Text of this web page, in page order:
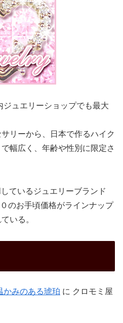
ュエリーショップでも最大
リーから、日本で作るハイク
幅広く、年齢や性別に限定さ
ているジュエリーブランド
のお手頃価格がラインナップ
いる。
かみのある琥珀 に クロモミ屋